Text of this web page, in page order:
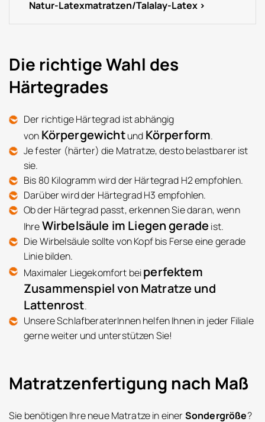
Natur-Latexmatratzen/Talalay-Latex
Die richtige Wahl des
Härtegrades
Der richtige Härtegrad ist abhängig
von Körpergewichtund Körperform.
Je fester (härter) die Matratze, desto belastbarer ist
sie.
Bis 80 Kilogramm wird der Härtegrad H2 empfohlen.
Darüber wird der Härtegrad H3 empfohlen.
Ob der Härtegrad passt, erkennen Sie daran, wenn
IhreWirbelsäule im Liegen gerade ist.
Die Wirbelsäule sollte von Kopf bis Ferse eine gerade
Linie bilden.
Maximaler Liegekomfort beiperfektem
Zusammenspiel von Matratze und
Lattenrost.
Unsere SchlafberaterInnen helfen Ihnen in jeder Filiale
gerne weiter und unterstützen Sie!
Matratzenfertigung nach Maß
Sie benötigen Ihre neue Matratze in einerSondergröße?